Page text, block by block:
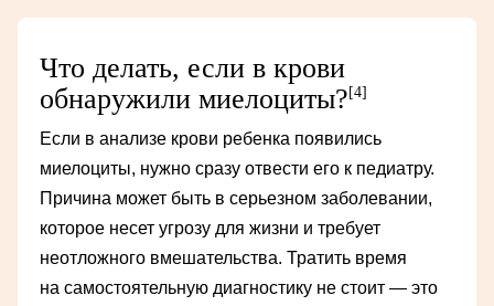
Что делать, если в крови
обнаружили миелоциты? [4]
Если в анализе крови ребенка появились
миелоциты, нужно сразу отвести его к педиатру.
Причина может быть в серьезном заболевании,
которое несет угрозу для жизни и требует
неотложного вмешательства. Тратить время
на самостоятельную диагностику не стоит — это